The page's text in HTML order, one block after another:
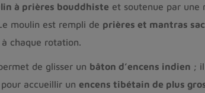
à prières bouddhiste et soutenue par une
moulin est rempli de prières et mantras
chaque rotation.
de glisser un bâton d’encens indien ;
accueillir un encens tibétain de plus